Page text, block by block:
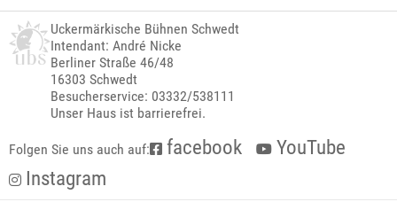
Uckermärkische Bühnen Schwedt
Intendant: André Nicke
Berliner Straße 46/48
16303 Schwedt
Besucherservice: 03332/538111
Unser Haus ist barrierefrei.
Folgen Sie uns auch auf: facebook
YouTube
Instagram